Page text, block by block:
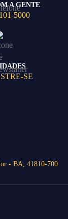
A GENTE
5000
SE
- BA, 41810-700